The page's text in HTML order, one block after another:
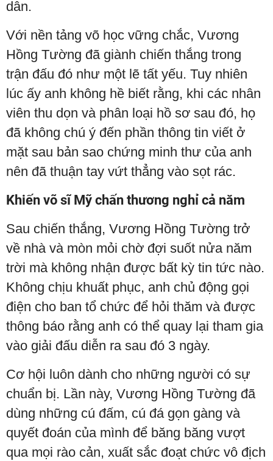
dân.
Với nền tảng võ học vững chắc, Vương
Hồng Tường đã giành chiến thắng trong
trận đấu đó như một lẽ tất yếu. Tuy nhiên
lúc ấy anh không hề biết rằng, khi các nhân
viên thu dọn và phân loại hồ sơ sau đó, họ
đã không chú ý đến phần thông tin viết ở
mặt sau bản sao chứng minh thư của anh
nên đã thuận tay vứt thẳng vào sọt rác.
Khiến võ sĩ Mỹ chấn thương nghỉ cả năm
Sau chiến thắng, Vương Hồng Tường trở
về nhà và mòn mỏi chờ đợi suốt nửa năm
trời mà không nhận được bất kỳ tin tức nào.
Không chịu khuất phục, anh chủ động gọi
điện cho ban tổ chức để hỏi thăm và được
thông báo rằng anh có thể quay lại tham gia
vào giải đấu diễn ra sau đó 3 ngày.
Cơ hội luôn dành cho những người có sự
chuẩn bị. Lần này, Vương Hồng Tường đã
dùng những cú đấm, cú đá gọn gàng và
quyết đoán của mình để băng băng vượt
qua mọi rào cản, xuất sắc đoạt chức vô địch